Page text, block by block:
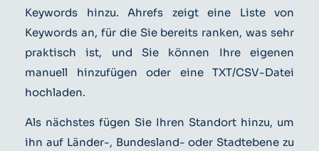
Keywords hinzu. Ahrefs zeigt eine Liste von
Keywords an, für die Sie bereits ranken, was sehr
praktisch ist, und Sie können Ihre eigenen
manuell hinzufügen oder eine TXT/CSV-Datei
hochladen.
Als nächstes fügen Sie Ihren Standort hinzu, um
ihn auf Länder-, Bundesland- oder Stadtebene zu